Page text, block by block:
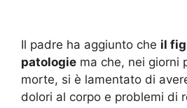
Il padre ha aggiunto che il
patologie ma che, nei giorni
morte, si è lamentato di
dolori al corpo e problemi di